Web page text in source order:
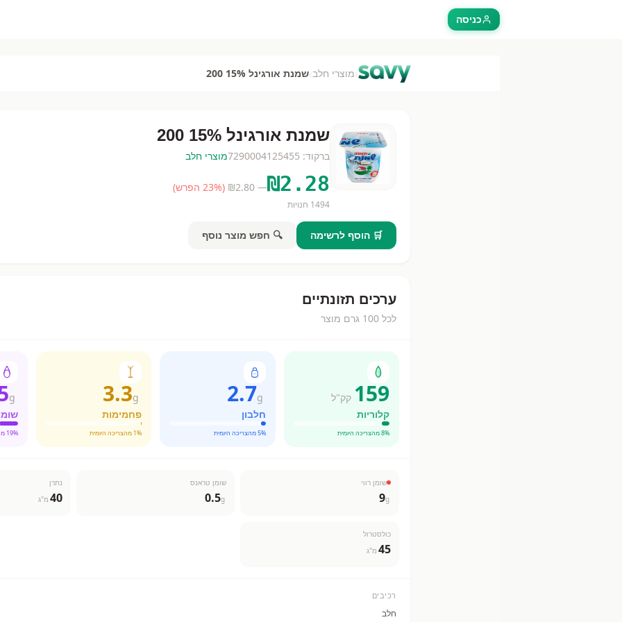
כניסה
›מוצרי חלב›שמנת אורגינל 15% 200
שמנת אורגינל 15% 200
ברקוד: 7290004125455מוצרי חלב
₪2.28
— ₪
2.80
(
23% הפרש)
1494 חנויות
🛒 הוסף לרשימה 🔍 חפש מוצר נוסף
ערכים תזונתיים
לכל 100 גרם מוצר
159 קק"ל
קלוריות
8% מהצריכה היומית
2.7g
חלבון
5% מהצריכה היומית
3.3g
פחמימות
1% מהצריכה היומית
g
19% מהצריכה היומית
שומן רווי
9g
שומן טראנס
0.5g
נתרן
40 מ"ג
כולסטרול
45 מ"ג
רכיבים
חלב